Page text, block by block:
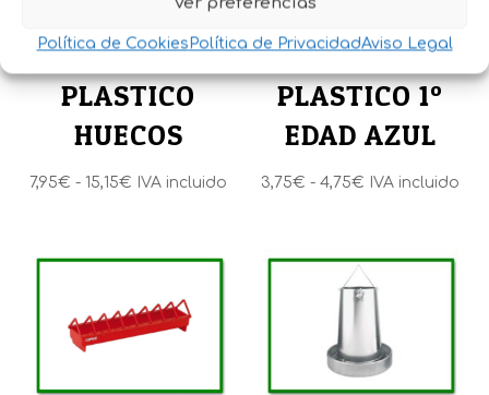
Política de Cookies Política de PrivacidadAviso Legal
COMEDERO
PLASTICO
HUECOS
7,95€ - 15,15€ Rango
desde
hasta
IVA incluido
COMEDERO
PLASTICO 1º
EDAD AZUL
3,75€ - 4,75€ Rango
desde
3,75€
hasta
4,75€
IVA incluido